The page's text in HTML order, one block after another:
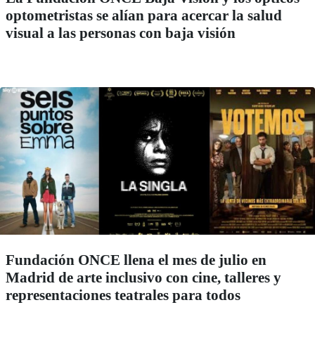
optometristas se alían para acercar la salud
visual a las personas con baja visión
Fundación ONCE llena el mes de julio en
Madrid de arte inclusivo con cine, talleres y
representaciones teatrales para todos